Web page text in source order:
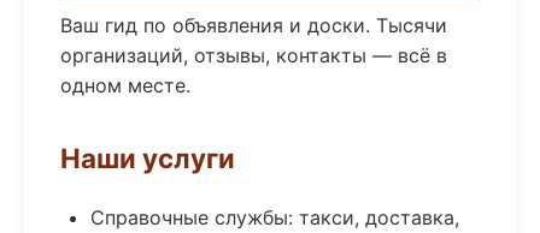
Ваш гид по объявления и доски. Тысячи
организаций, отзывы, контакты — всё в
одном месте.
Наши услуги
Справочные службы: такси, доставка,